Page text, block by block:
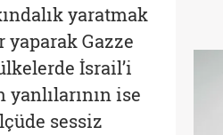
yaratmak
Gazze
İsrail’i
ise
sessiz